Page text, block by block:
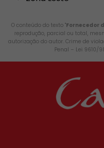
O conteúdo do texto "Fornecedor
reprodução, parcial ou total,
autorização do autor. Crime de
Penal – Lei 9610/